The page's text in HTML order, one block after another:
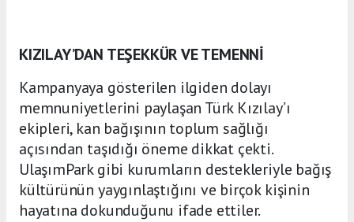
KIZILAY’DAN TEŞEKKÜR VE TEMENNİ
Kampanyaya gösterilen ilgiden dolayı
memnuniyetlerini paylaşan Türk Kızılay’ı
ekipleri, kan bağışının toplum sağlığı
açısından taşıdığı öneme dikkat çekti.
UlaşımPark gibi kurumların destekleriyle bağış
kültürünün yaygınlaştığını ve birçok kişinin
hayatına dokunduğunu ifade ettiler.